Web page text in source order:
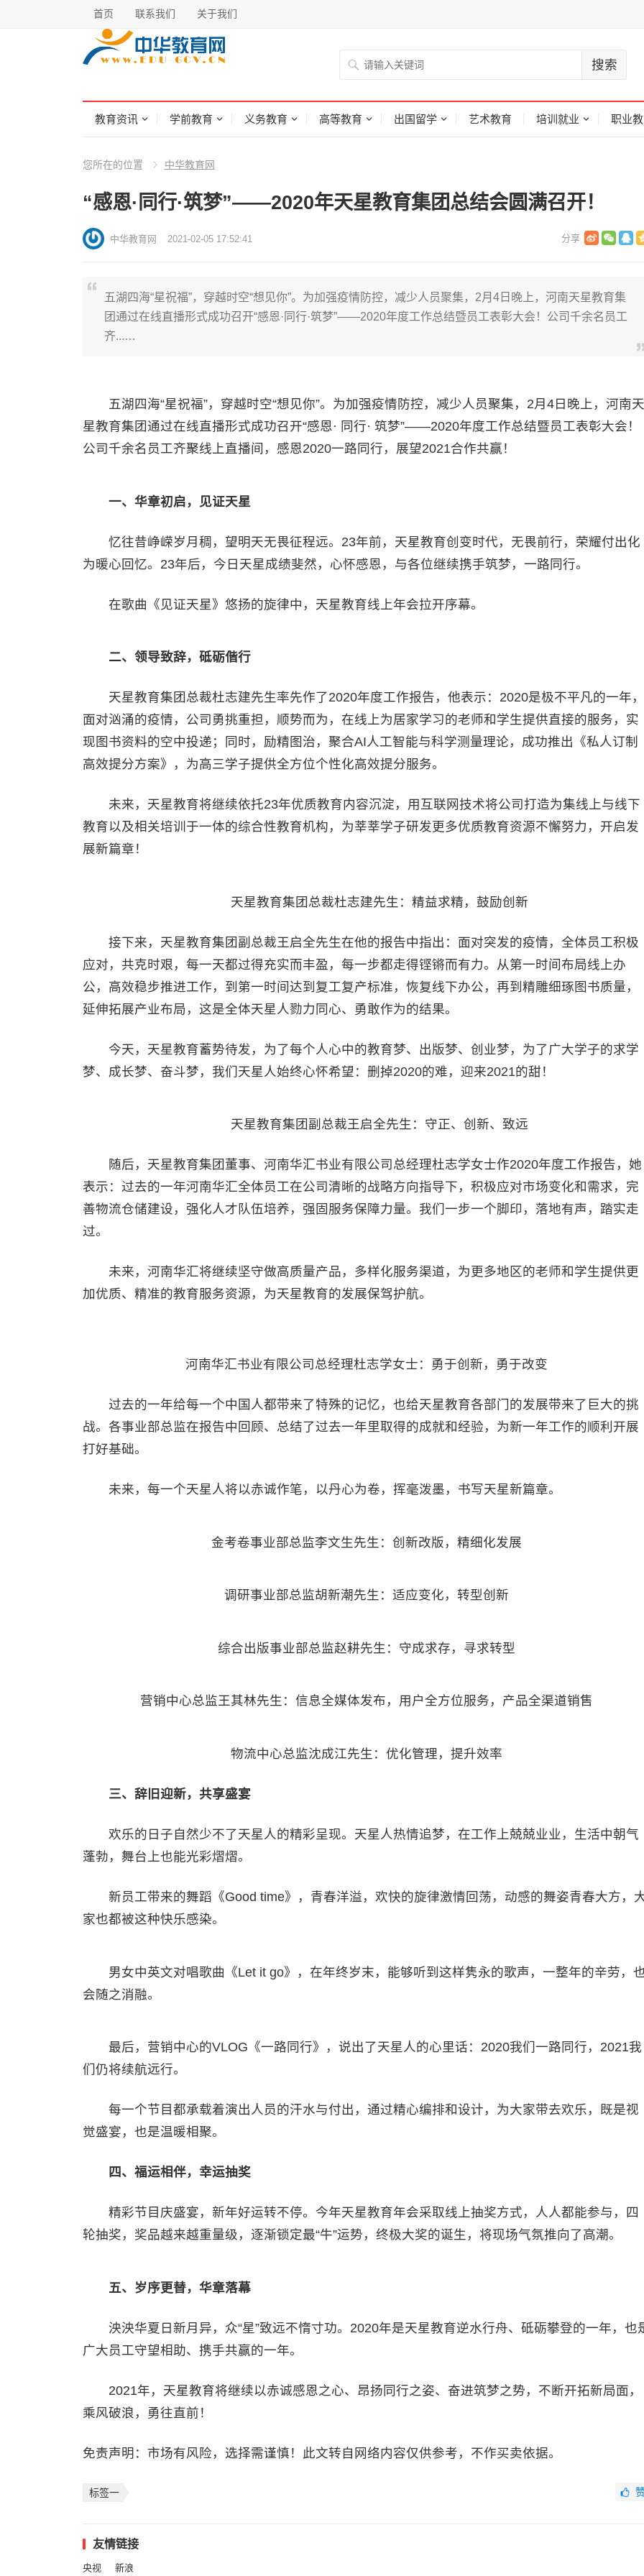
首页 联系我们 关于我们
教育资讯 学前教育 义务教育 高等教育 出国留学 艺术教育 培训就业 职业
您所在的位置 中华教育网
“感恩·同行·筑梦”——2020年天星教育集团总结会圆满召开！
中华教育网 2021-02-05 17:52:41
五湖四海“星祝福”，穿越时空“想见你”。为加强疫情防控，减少人员聚集，2月4日晚上，河南天星教育集
团通过在线直播形式成功召开“感恩·同行·筑梦”——2020年度工作总结暨员工表彰大会！公司千余名员工
齐...…
五湖四海“星祝福”，穿越时空“想见你”。为加强疫情防控，减少人员聚集，2月4日晚上，河南天
星教育集团通过在线直播形式成功召开“感恩· 同行· 筑梦”——2020年度工作总结暨员工表彰大会！
公司千余名员工齐聚线上直播间，感恩2020一路同行，展望2021合作共赢！
一、华章初启，见证天星
忆往昔峥嵘岁月稠，望明天无畏征程远。23年前，天星教育创变时代，无畏前行，荣耀付出化
为暖心回忆。23年后，今日天星成绩斐然，心怀感恩，与各位继续携手筑梦，一路同行。
在歌曲《见证天星》悠扬的旋律中，天星教育线上年会拉开序幕。
二、领导致辞，砥砺偕行
天星教育集团总裁杜志建先生率先作了2020年度工作报告，他表示：2020是极不平凡的一年，
面对汹涌的疫情，公司勇挑重担，顺势而为，在线上为居家学习的老师和学生提供直接的服务，实
现图书资料的空中投递；同时，励精图治，聚合AI人工智能与科学测量理论，成功推出《私人订制
高效提分方案》，为高三学子提供全方位个性化高效提分服务。
未来，天星教育将继续依托23年优质教育内容沉淀，用互联网技术将公司打造为集线上与线下
教育以及相关培训于一体的综合性教育机构，为莘莘学子研发更多优质教育资源不懈努力，开启发
展新篇章！
天星教育集团总裁杜志建先生：精益求精，鼓励创新
接下来，天星教育集团副总裁王启全先生在他的报告中指出：面对突发的疫情，全体员工积极
应对，共克时艰，每一天都过得充实而丰盈，每一步都走得铿锵而有力。从第一时间布局线上办
公，高效稳步推进工作，到第一时间达到复工复产标准，恢复线下办公，再到精雕细琢图书质量，
延伸拓展产业布局，这是全体天星人勠力同心、勇敢作为的结果。
今天，天星教育蓄势待发，为了每个人心中的教育梦、出版梦、创业梦，为了广大学子的求学
梦、成长梦、奋斗梦，我们天星人始终心怀希望：删掉2020的难，迎来2021的甜！
天星教育集团副总裁王启全先生：守正、创新、致远
随后，天星教育集团董事、河南华汇书业有限公司总经理杜志学女士作2020年度工作报告，她
表示：过去的一年河南华汇全体员工在公司清晰的战略方向指导下，积极应对市场变化和需求，完
善物流仓储建设，强化人才队伍培养，强固服务保障力量。我们一步一个脚印，落地有声，踏实走
过。
未来，河南华汇将继续坚守做高质量产品，多样化服务渠道，为更多地区的老师和学生提供更
加优质、精准的教育服务资源，为天星教育的发展保驾护航。
河南华汇书业有限公司总经理杜志学女士：勇于创新，勇于改变
过去的一年给每一个中国人都带来了特殊的记忆，也给天星教育各部门的发展带来了巨大的挑
战。各事业部总监在报告中回顾、总结了过去一年里取得的成就和经验，为新一年工作的顺利开展
打好基础。
未来，每一个天星人将以赤诚作笔，以丹心为卷，挥毫泼墨，书写天星新篇章。
金考卷事业部总监李文生先生：创新改版，精细化发展
调研事业部总监胡新潮先生：适应变化，转型创新
综合出版事业部总监赵耕先生：守成求存，寻求转型
营销中心总监王其林先生：信息全媒体发布，用户全方位服务，产品全渠道销售
物流中心总监沈成江先生：优化管理，提升效率
三、辞旧迎新，共享盛宴
欢乐的日子自然少不了天星人的精彩呈现。天星人热情追梦，在工作上兢兢业业，生活中朝气
蓬勃，舞台上也能光彩熠熠。
新员工带来的舞蹈《Good time》，青春洋溢，欢快的旋律激情回荡，动感的舞姿青春大方，
家也都被这种快乐感染。
男女中英文对唱歌曲《Let it go》，在年终岁末，能够听到这样隽永的歌声，一整年的辛劳，
会随之消融。
最后，营销中心的VLOG《一路同行》，说出了天星人的心里话：2020我们一路同行，2021我
们仍将续航远行。
每一个节目都承载着演出人员的汗水与付出，通过精心编排和设计，为大家带去欢乐，既是视
觉盛宴，也是温暖相聚。
四、福运相伴，幸运抽奖
精彩节目庆盛宴，新年好运转不停。今年天星教育年会采取线上抽奖方式，人人都能参与，四
轮抽奖，奖品越来越重量级，逐渐锁定最“牛”运势，终极大奖的诞生，将现场气氛推向了高潮。
五、岁序更替，华章落幕
泱泱华夏日新月异，众“星”致远不惰寸功。2020年是天星教育逆水行舟、砥砺攀登的一年，也
广大员工守望相助、携手共赢的一年。
2021年，天星教育将继续以赤诚感恩之心、昂扬同行之姿、奋进筑梦之势，不断开拓新局面，
乘风破浪，勇往直前！
免责声明：市场有风险，选择需谨慎！此文转自网络内容仅供参考，不作买卖依据。
标签一
友情链接
央视 新浪